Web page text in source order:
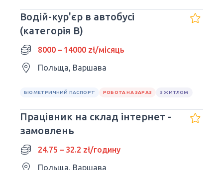
Водій-кур'єр в автобусі
(категорія B)
8000 – 14000 zł/місяць
Польща, Варшава
БІОМЕТРИЧНИЙ ПАСПОРТ РОБОТА НА ЗАРАЗ З ЖИТЛОМ
Працівник на склад інтернет -
замовлень
24.75 – 32.2 zł/годину
Польща, Варшава